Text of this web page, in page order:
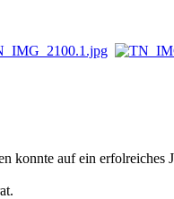
konnte auf ein erfolreiches